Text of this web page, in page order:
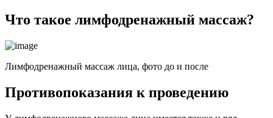
Что такое лимфодренажный массаж?
Лимфодренажный массаж лица, фото до и после
Противопоказания к проведению